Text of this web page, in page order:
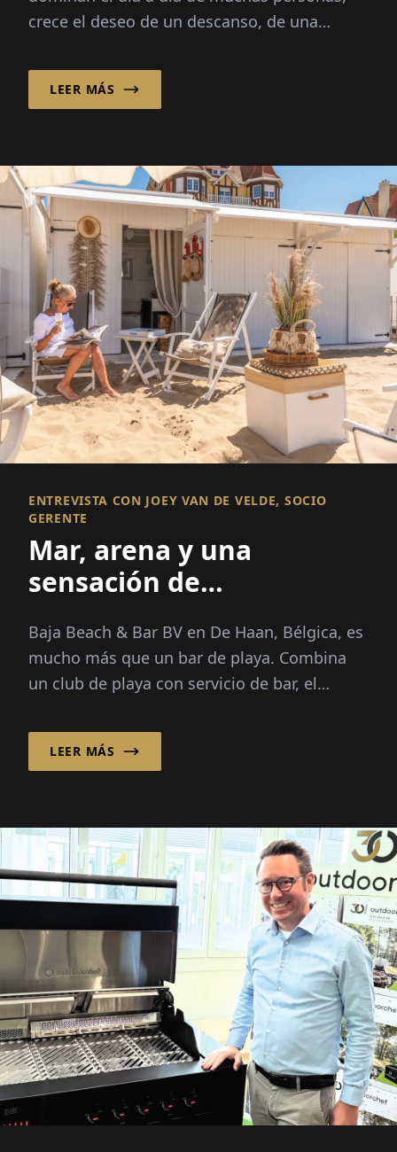
crece el deseo de un descanso, de una
LEER MÁS
ENTREVISTA CON JOEY VAN DE VELDE, SOCIO
GERENTE
Mar, arena y una
sensación de
Baja Beach & Bar BV en De Haan, Bélgica, es
mucho más que un bar de playa. Combina
un club de playa con servicio de bar, el
LEER MÁS